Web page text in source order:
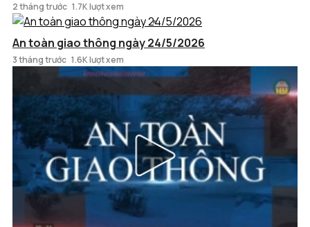
2 tháng trước 1.7K lượt xem
An toàn giao thông ngày 24/5/2026
3 tháng trước 1.6K lượt xem